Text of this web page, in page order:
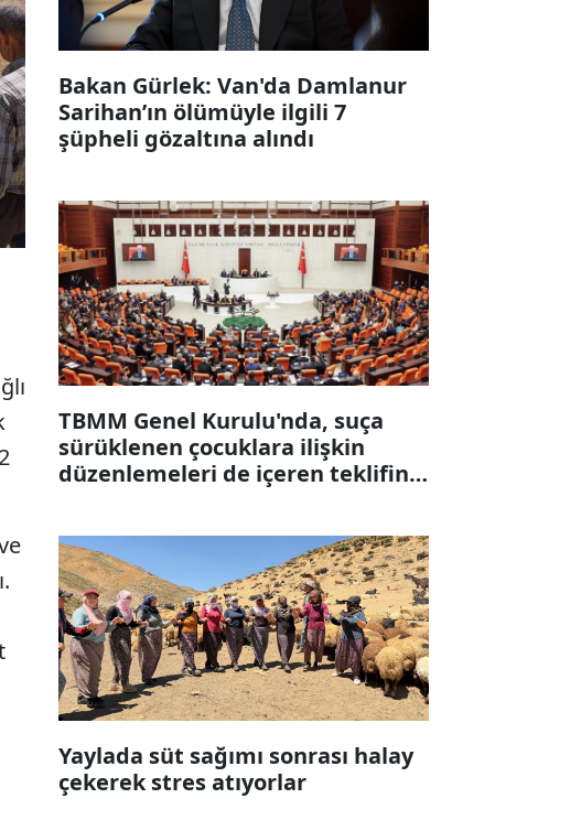
Bakan Gürlek: Van'da Damlanur
Sarihan’ın ölümüyle ilgili 7
şüpheli gözaltına alındı
TBMM Genel Kurulu'nda, suça
sürüklenen çocuklara ilişkin
düzenlemeleri de içeren teklifin 6
Yaylada süt sağımı sonrası halay
çekerek stres atıyorlar